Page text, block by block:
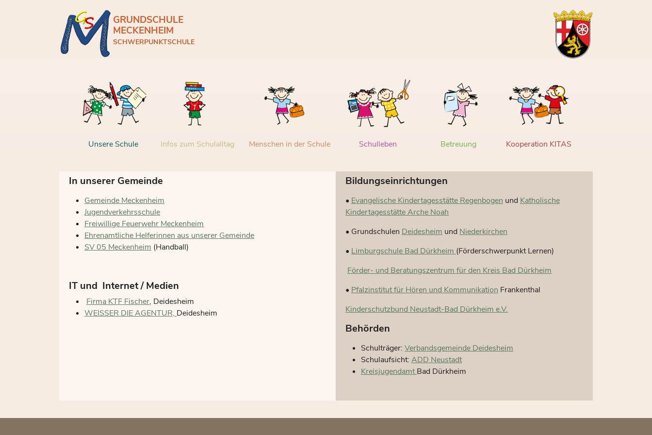
Skip to main navigation
Skip to main content
GRUNDSCHULE
MECKENHEIM
SCHWERPUNKTSCHULE
Unsere Schule Infos zum Schulalltag Menschen in der Schule Schulleben Betreuung Kooperation KITAS
In unserer Gemeinde
Gemeinde Meckenheim
Jugendverkehrsschule
Freiwillige Feuerwehr Meckenheim
Ehrenamtliche Helferinnen aus unserer Gemeinde
SV 05 Meckenheim (Handball)
IT und Internet / Medien
Firma KTF Fischer, Deidesheim
WEISSER DIE AGENTUR, Deidesheim
Bildungseinrichtungen
• Evangelische Kindertagesstätte Regenbogen und Katholische
Kindertagesstätte Arche Noah
• Grundschulen Deidesheim und Niederkirchen
• Limburgschule Bad Dürkheim (Förderschwerpunkt Lernen)
Förder- und Beratungszentrum für den Kreis Bad Dürkheim
• Pfalzinstitut für Hören und Kommunikation Frankenthal
Kinderschutzbund Neustadt-Bad Dürkheim e.V.
Behörden
Schulträger: Verbandsgemeinde Deidesheim
Schulaufsicht: ADD Neustadt
KreisjugendamtBad Dürkheim